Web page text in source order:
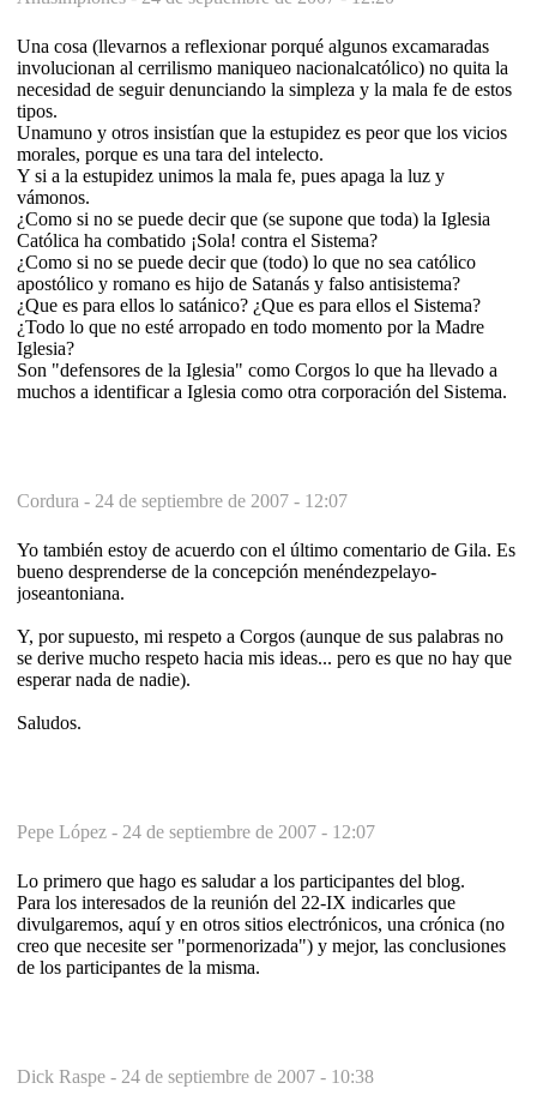
Una cosa (llevarnos a reflexionar porqué algunos excamaradas
involucionan al cerrilismo maniqueo nacionalcatólico) no quita la
necesidad de seguir denunciando la simpleza y la mala fe de estos
tipos.
Unamuno y otros insistían que la estupidez es peor que los vicios
morales, porque es una tara del intelecto.
Y si a la estupidez unimos la mala fe, pues apaga la luz y
vámonos.
¿Como si no se puede decir que (se supone que toda) la Iglesia
Católica ha combatido ¡Sola! contra el Sistema?
¿Como si no se puede decir que (todo) lo que no sea católico
apostólico y romano es hijo de Satanás y falso antisistema?
¿Que es para ellos lo satánico? ¿Que es para ellos el Sistema?
¿Todo lo que no esté arropado en todo momento por la Madre
Iglesia?
Son "defensores de la Iglesia" como Corgos lo que ha llevado a
muchos a identificar a Iglesia como otra corporación del Sistema.
Cordura - 24 de septiembre de 2007 - 12:07
Yo también estoy de acuerdo con el último comentario de Gila. Es
bueno desprenderse de la concepción menéndezpelayo-
joseantoniana.
Y, por supuesto, mi respeto a Corgos (aunque de sus palabras no
se derive mucho respeto hacia mis ideas... pero es que no hay que
esperar nada de nadie).
Saludos.
Pepe López - 24 de septiembre de 2007 - 12:07
Lo primero que hago es saludar a los participantes del blog.
Para los interesados de la reunión del 22-IX indicarles que
divulgaremos, aquí y en otros sitios electrónicos, una crónica (no
creo que necesite ser "pormenorizada") y mejor, las conclusiones
de los participantes de la misma.
Dick Raspe - 24 de septiembre de 2007 - 10:38